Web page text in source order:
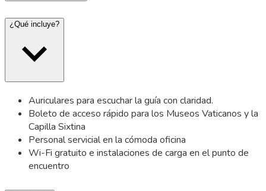
¿Qué incluye?
Auriculares para escuchar la guía con claridad.
Boleto de acceso rápido para los Museos Vaticanos y la
Capilla Sixtina
Personal servicial en la cómoda oficina
Wi-Fi gratuito e instalaciones de carga en el punto de
encuentro